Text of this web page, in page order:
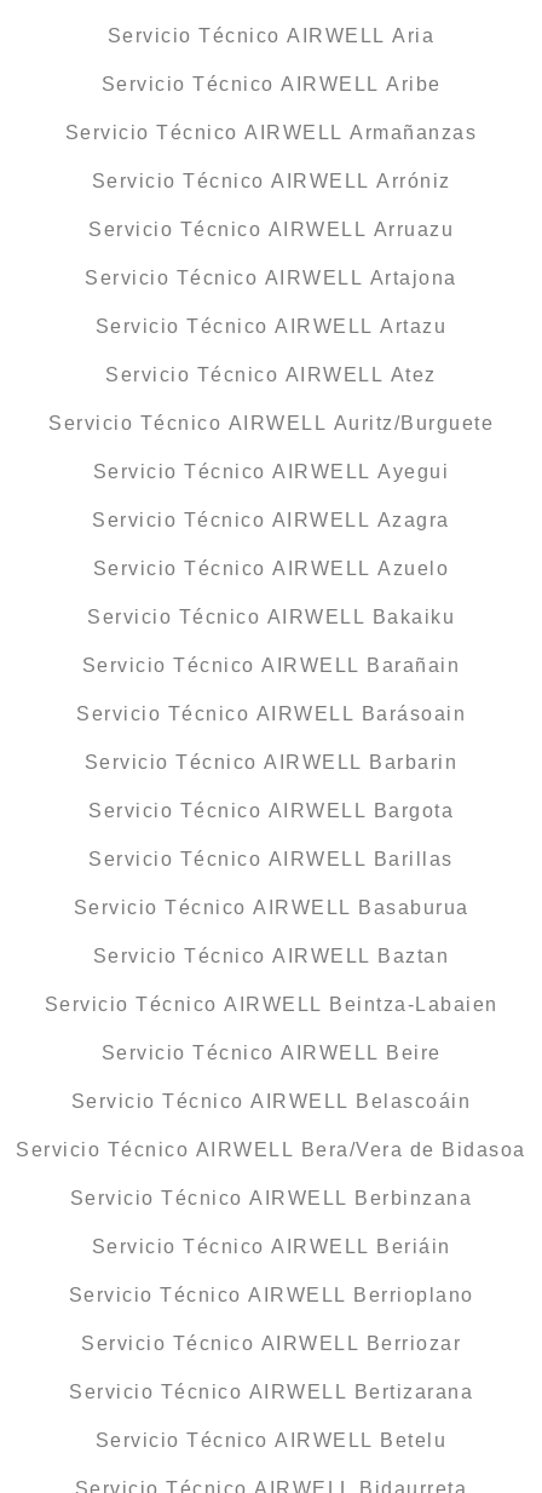
Servicio Técnico AIRWELL Aria
Servicio Técnico AIRWELL Aribe
Servicio Técnico AIRWELL Armañanzas
Servicio Técnico AIRWELL Arróniz
Servicio Técnico AIRWELL Arruazu
Servicio Técnico AIRWELL Artajona
Servicio Técnico AIRWELL Artazu
Servicio Técnico AIRWELL Atez
Servicio Técnico AIRWELL Auritz/Burguete
Servicio Técnico AIRWELL Ayegui
Servicio Técnico AIRWELL Azagra
Servicio Técnico AIRWELL Azuelo
Servicio Técnico AIRWELL Bakaiku
Servicio Técnico AIRWELL Barañain
Servicio Técnico AIRWELL Barásoain
Servicio Técnico AIRWELL Barbarin
Servicio Técnico AIRWELL Bargota
Servicio Técnico AIRWELL Barillas
Servicio Técnico AIRWELL Basaburua
Servicio Técnico AIRWELL Baztan
Servicio Técnico AIRWELL Beintza-Labaien
Servicio Técnico AIRWELL Beire
Servicio Técnico AIRWELL Belascoáin
Servicio Técnico AIRWELL Bera/Vera de Bidasoa
Servicio Técnico AIRWELL Berbinzana
Servicio Técnico AIRWELL Beriáin
Servicio Técnico AIRWELL Berrioplano
Servicio Técnico AIRWELL Berriozar
Servicio Técnico AIRWELL Bertizarana
Servicio Técnico AIRWELL Betelu
Servicio Técnico AIRWELL Bidaurreta